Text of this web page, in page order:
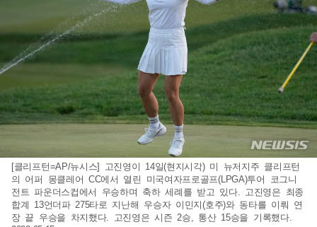
[클리프턴=AP/뉴시스] 고진영이 14일(현지시각) 미 뉴저지주 클리프턴
의 어퍼 몽클레어 CC에서 열린 미국여자프로골프(LPGA)투어 코그니
전트 파운더스컵에서 우승하며 축하 세례를 받고 있다. 고진영은 최종
합계 13언더파 275타로 지난해 우승자 이민지(호주)와 동타를 이뤄 연
장 끝 우승을 차지했다. 고진영은 시즌 2승, 통산 15승을 기록했다.